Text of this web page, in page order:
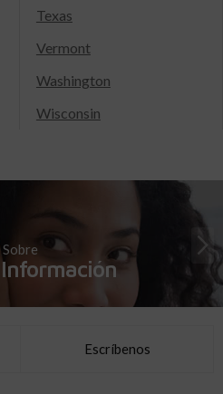
Texas
Vermont
Washington
Wisconsin
Sobre
Escríbenos